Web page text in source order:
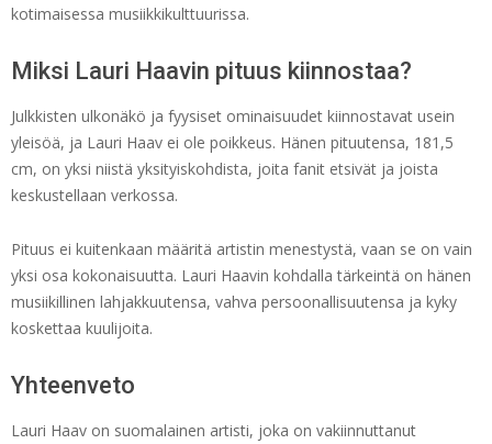
kotimaisessa musiikkikulttuurissa.
Miksi Lauri Haavin pituus kiinnostaa?
Julkkisten ulkonäkö ja fyysiset ominaisuudet kiinnostavat usein
yleisöä, ja Lauri Haav ei ole poikkeus. Hänen pituutensa, 181,5
cm, on yksi niistä yksityiskohdista, joita fanit etsivät ja joista
keskustellaan verkossa.
Pituus ei kuitenkaan määritä artistin menestystä, vaan se on vain
yksi osa kokonaisuutta. Lauri Haavin kohdalla tärkeintä on hänen
musiikillinen lahjakkuutensa, vahva persoonallisuutensa ja kyky
koskettaa kuulijoita.
Yhteenveto
Lauri Haav on suomalainen artisti, joka on vakiinnuttanut